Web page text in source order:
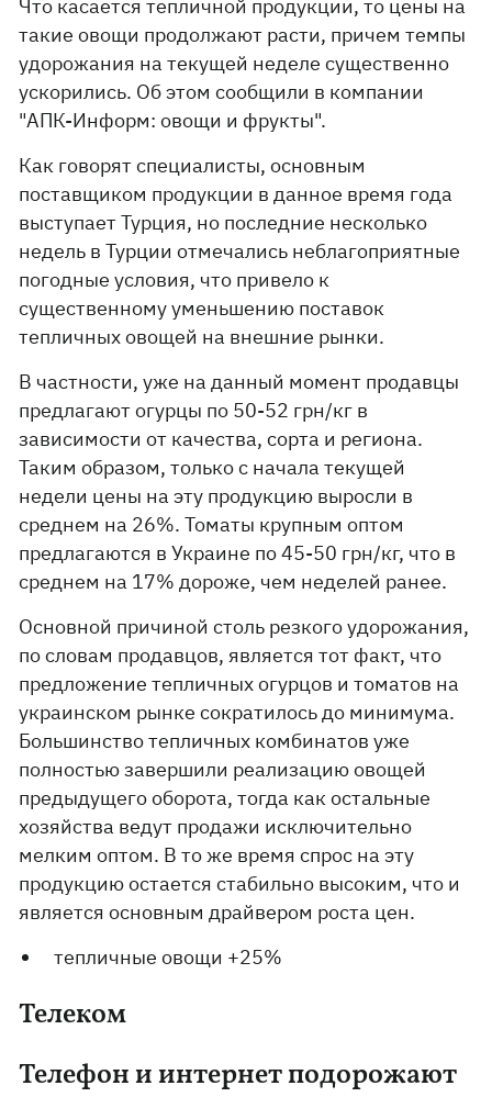
Что касается тепличной продукции, то цены на
такие овощи продолжают расти, причем темпы
удорожания на текущей неделе существенно
ускорились. Об этом сообщили в компании
"АПК-Информ: овощи и фрукты".
Как говорят специалисты, основным
поставщиком продукции в данное время года
выступает Турция, но последние несколько
недель в Турции отмечались неблагоприятные
погодные условия, что привело к
существенному уменьшению поставок
тепличных овощей на внешние рынки.
В частности, уже на данный момент продавцы
предлагают огурцы по 50-52 грн/кг в
зависимости от качества, сорта и региона.
Таким образом, только с начала текущей
недели цены на эту продукцию выросли в
среднем на 26%. Томаты крупным оптом
предлагаются в Украине по 45-50 грн/кг, что в
среднем на 17% дороже, чем неделей ранее.
Основной причиной столь резкого удорожания,
по словам продавцов, является тот факт, что
предложение тепличных огурцов и томатов на
украинском рынке сократилось до минимума.
Большинство тепличных комбинатов уже
полностью завершили реализацию овощей
предыдущего оборота, тогда как остальные
хозяйства ведут продажи исключительно
мелким оптом. В то же время спрос на эту
продукцию остается стабильно высоким, что и
является основным драйвером роста цен.
тепличные овощи +25%
Телеком
Телефон и интернет подорожают